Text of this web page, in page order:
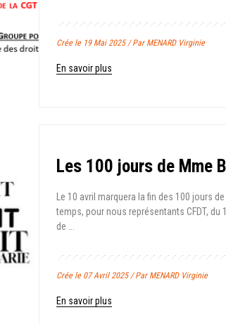
Crée le 19 Mai 2025 / Par MENARD Virginie
En savoir plus
Les 100 jours de Mme
Le 10 avril marquera la fin des 100 jours
temps, pour nous représentants CFDT, du
de ...
Crée le 07 Avril 2025 / Par MENARD Virginie
En savoir plus